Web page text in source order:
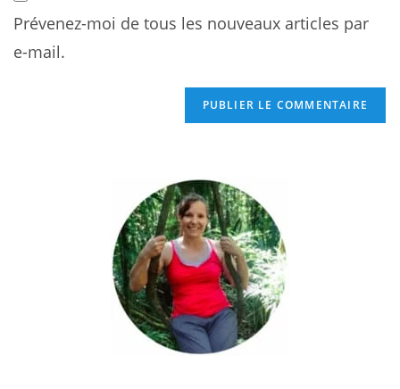
Prévenez-moi de tous les nouveaux articles par
e-mail.